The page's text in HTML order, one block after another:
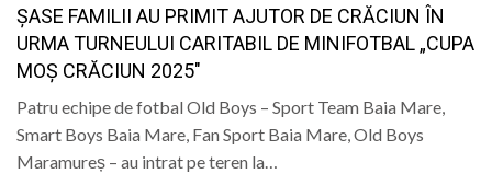
ȘASE FAMILII AU PRIMIT AJUTOR DE CRĂCIUN ÎN
URMA TURNEULUI CARITABIL DE MINIFOTBAL „CUPA
MOȘ CRĂCIUN 2025″
Patru echipe de fotbal Old Boys – Sport Team Baia Mare,
Smart Boys Baia Mare, Fan Sport Baia Mare, Old Boys
Maramureș – au intrat pe teren la…